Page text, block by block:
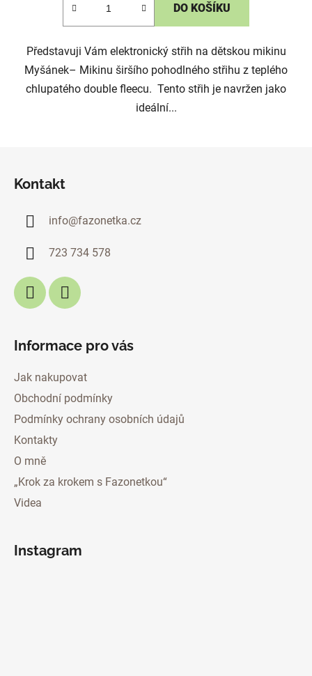
DO KOŠÍKU
Představuji Vám elektronický střih na dětskou mikinu
Myšánek– Mikinu širšího pohodlného střihu z teplého
chlupatého double fleecu. Tento střih je navržen jako
ideální...
Kontakt
info@fazonetka.cz
723 734 578
Informace pro vás
Jak nakupovat
Obchodní podmínky
Podmínky ochrany osobních údajů
Kontakty
O mně
„Krok za krokem s Fazonetkou“
Videa
Instagram